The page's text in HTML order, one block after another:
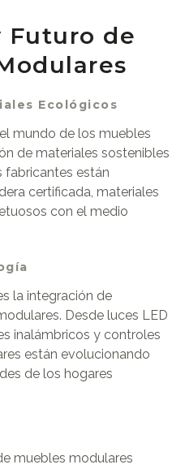
Futuro de
Ecológicos
mundo de los muebles
de materiales sostenibles
fabricantes están
certificada, materiales
con el medio
la integración de
Desde luces LED
inalámbricos y controles
están evolucionando
de los hogares
muebles modulares